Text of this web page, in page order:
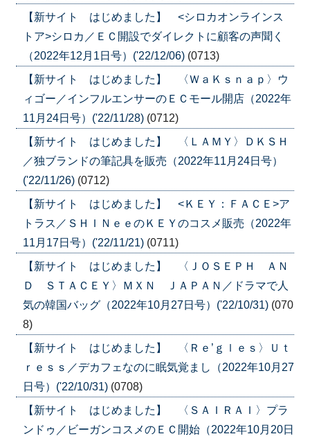
【新サイト はじめました】 <シロカオンラインス
トア>シロカ／ＥＣ開設でダイレクトに顧客の声聞く
（2022年12月1日号）('22/12/06) (0713)
【新サイト はじめました】 〈ＷａＫｓｎａｐ〉ウ
ィゴー／インフルエンサーのＥＣモール開店（2022年
11月24日号）('22/11/28) (0712)
【新サイト はじめました】 〈ＬＡＭＹ〉ＤＫＳＨ
／独ブランドの筆記具を販売（2022年11月24日号）
('22/11/26) (0712)
【新サイト はじめました】 <ＫＥＹ：ＦＡＣＥ>ア
トラス／ＳＨＩＮｅｅのＫＥＹのコスメ販売（2022年
11月17日号）('22/11/21) (0711)
【新サイト はじめました】 〈ＪＯＳＥＰＨ ＡＮ
Ｄ ＳＴＡＣＥＹ〉ＭＸＮ ＪＡＰＡＮ／ドラマで人
気の韓国バッグ（2022年10月27日号）('22/10/31) (070
8)
【新サイト はじめました】 〈Ｒｅ’ｇｌｅｓ〉Ｕｔ
ｒｅｓｓ／デカフェなのに眠気覚まし（2022年10月27
日号）('22/10/31) (0708)
【新サイト はじめました】 〈ＳＡＩＲＡＩ〉プラ
ンドゥ／ビーガンコスメのＥＣ開始（2022年10月20日